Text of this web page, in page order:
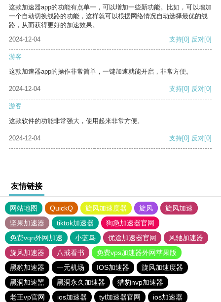
这款加速器app的功能有点单一，可以增加一些新功能。比如，可以增加
一个自动切换线路的功能，这样就可以根据网络情况自动选择最优的线
路，从而获得更好的加速效果。
2024-12-04
支持[0] 反对[0]
游客
这款加速器app的操作非常简单，一键加速就能开启，非常方便。
2024-12-04 支持[0] 反对[0]
游客
这款软件的功能非常强大，使用起来非常方便。
2024-12-04 支持[0] 反对[0]
友情链接
网站地图 QuickQ 旋风加速度器 旋风
旋风加速
坚果加速器
tiktok加速器
狗急加速器官网
免费vqn外网加速
小蓝鸟 优途加速器官网
风驰加速器
旋风加速器
八戒看书
免费vps加速器外网苹果版
黑豹加速器
一元机场 IOS加速器
旋风加速度器
黑洞加速噐
黑洞永久加速器
猎豹nvp加速器
老王vp官网
ios加速器 tyl加速器官网 ios加速器